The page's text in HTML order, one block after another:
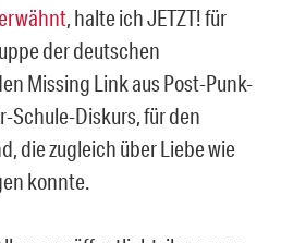
, halte ich JETZT! für
der deutschen
Missing Link aus Post-Punk-
Schule-Diskurs, für den
die zugleich über Liebe wie
konnte.